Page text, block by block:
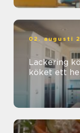
02. augusti
Lackering
köket ett